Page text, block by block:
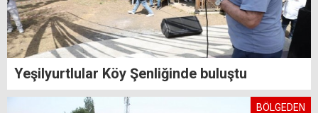
Yeşilyurtlular Köy Şenliğinde buluştu
BÖLGEDEN